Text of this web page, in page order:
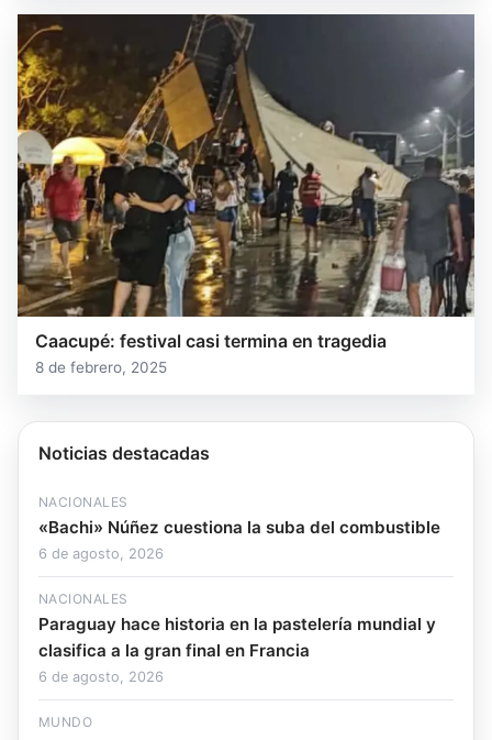
Caacupé: festival casi termina en tragedia
8 de febrero, 2025
Noticias destacadas
NACIONALES
«Bachi» Núñez cuestiona la suba del combustible
6 de agosto, 2026
NACIONALES
Paraguay hace historia en la pastelería mundial y
clasifica a la gran final en Francia
6 de agosto, 2026
MUNDO